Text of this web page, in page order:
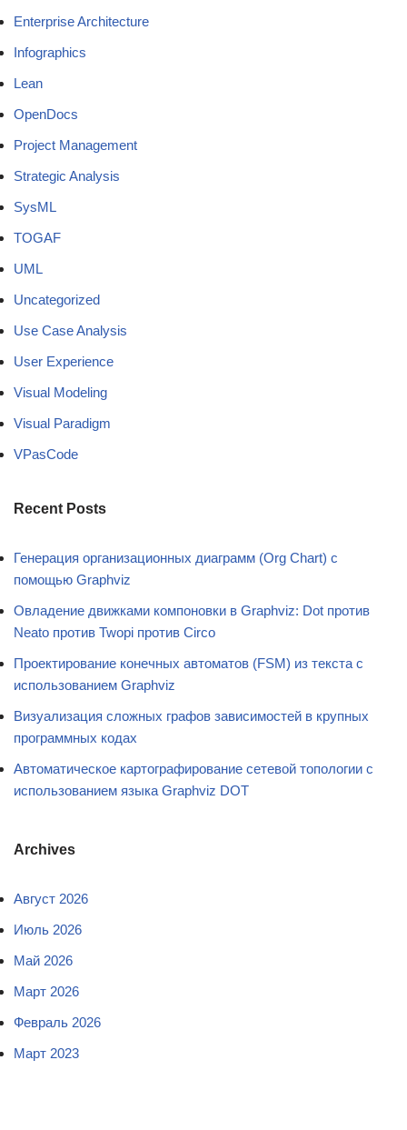
Enterprise Architecture
Infographics
Lean
OpenDocs
Project Management
Strategic Analysis
SysML
TOGAF
UML
Uncategorized
Use Case Analysis
User Experience
Visual Modeling
Visual Paradigm
VPasCode
Recent Posts
Генерация организационных диаграмм (Org Chart) с
помощью Graphviz
Овладение движками компоновки в Graphviz: Dot против
Neato против Twopi против Circo
Проектирование конечных автоматов (FSM) из текста с
использованием Graphviz
Визуализация сложных графов зависимостей в крупных
программных кодах
Автоматическое картографирование сетевой топологии с
использованием языка Graphviz DOT
Archives
Август 2026
Июль 2026
Май 2026
Март 2026
Февраль 2026
Март 2023